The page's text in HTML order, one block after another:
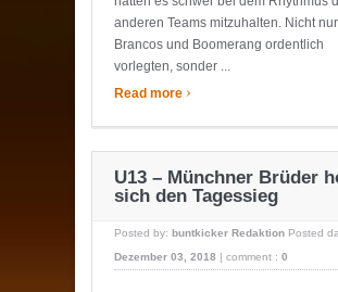
anderen Teams mitzuhalten. Nicht nur
Brancos und Boomerang ordentlich
vorlegten, sonder ...
Read more ›
U13 – Münchner Brüder
sich den Tagessieg
Posted by: buntkicker Redaktion Posted
Dezember 03, 2018 | comment : 0